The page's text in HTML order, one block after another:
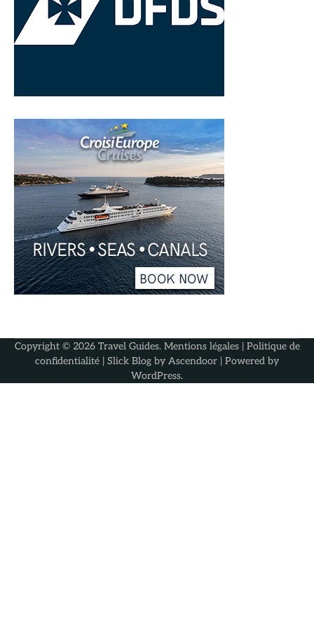
Copyright © 2026 Travel Guides. Mentions légales| Politique de
confidentialité | Slick Blog by Ascendoor | Powered by
WordPress.